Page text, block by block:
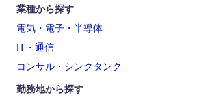
業種から探す
電気・電子・半導体
IT・通信
コンサル・シンクタンク
勤務地から探す